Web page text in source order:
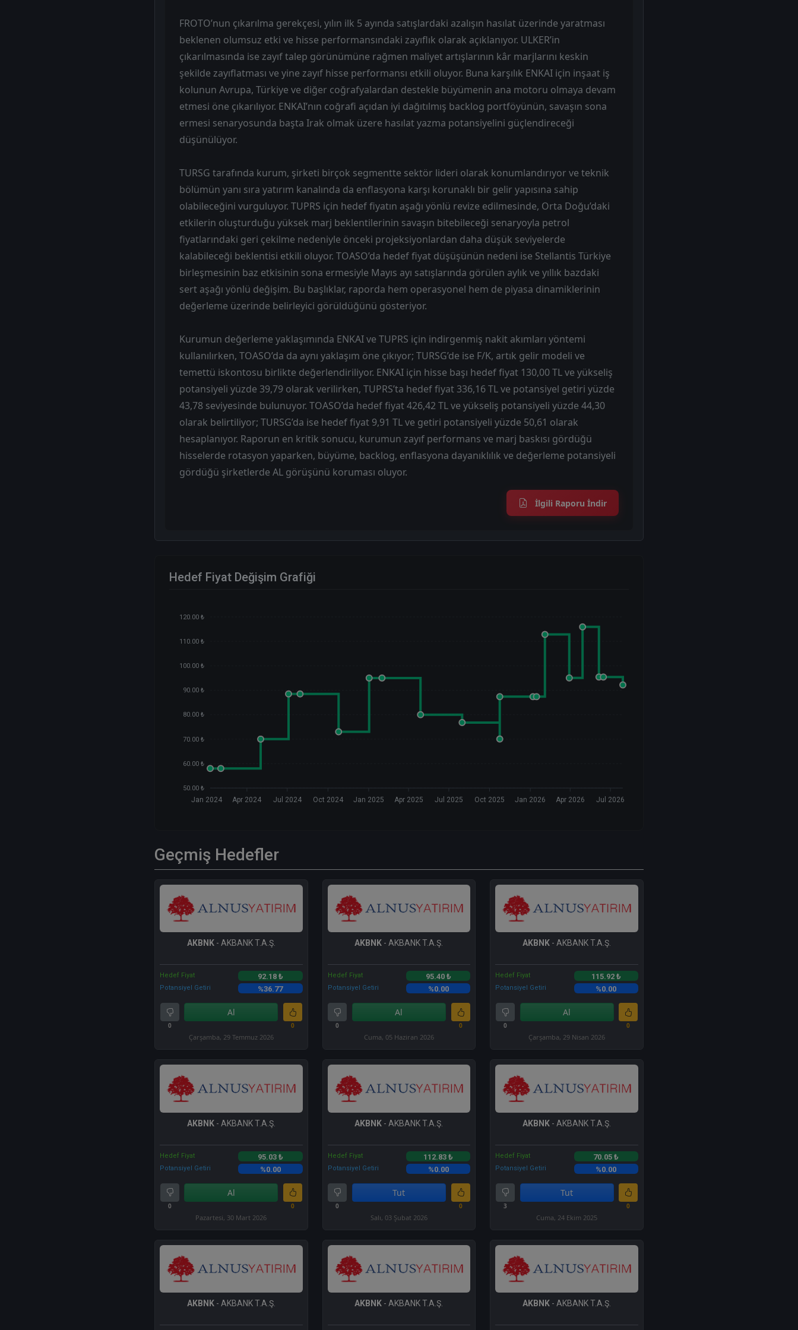
FROTO’nun çıkarılma gerekçesi, yılın ilk 5 ayında satışlardaki azalışın hasılat üzerinde yaratması
beklenen olumsuz etki ve hisse performansındaki zayıflık olarak açıklanıyor. ULKER’in
çıkarılmasında ise zayıf talep görünümüne rağmen maliyet artışlarının kâr marjlarını keskin
şekilde zayıflatması ve yine zayıf hisse performansı etkili oluyor. Buna karşılık ENKAI için inşaat iş
kolunun Avrupa, Türkiye ve diğer coğrafyalardan destekle büyümenin ana motoru olmaya devam
etmesi öne çıkarılıyor. ENKAI’nın coğrafi açıdan iyi dağıtılmış backlog portföyünün, savaşın sona
ermesi senaryosunda başta Irak olmak üzere hasılat yazma potansiyelini güçlendireceği
düşünülüyor.
TURSG tarafında kurum, şirketi birçok segmentte sektör lideri olarak konumlandırıyor ve teknik
bölümün yanı sıra yatırım kanalında da enflasyona karşı korunaklı bir gelir yapısına sahip
olabileceğini vurguluyor. TUPRS için hedef fiyatın aşağı yönlü revize edilmesinde, Orta Doğu’daki
etkilerin oluşturduğu yüksek marj beklentilerinin savaşın bitebileceği senaryoyla petrol
fiyatlarındaki geri çekilme nedeniyle önceki projeksiyonlardan daha düşük seviyelerde
kalabileceği beklentisi etkili oluyor. TOASO’da hedef fiyat düşüşünün nedeni ise Stellantis Türkiye
birleşmesinin baz etkisinin sona ermesiyle Mayıs ayı satışlarında görülen aylık ve yıllık bazdaki
sert aşağı yönlü değişim. Bu başlıklar, raporda hem operasyonel hem de piyasa dinamiklerinin
değerleme üzerinde belirleyici görüldüğünü gösteriyor.
Kurumun değerleme yaklaşımında ENKAI ve TUPRS için indirgenmiş nakit akımları yöntemi
kullanılırken, TOASO’da da aynı yaklaşım öne çıkıyor; TURSG’de ise F/K, artık gelir modeli ve
temettü iskontosu birlikte değerlendiriliyor. ENKAI için hisse başı hedef fiyat 130,00 TL ve yükseliş
potansiyeli yüzde 39,79 olarak verilirken, TUPRS’ta hedef fiyat 336,16 TL ve potansiyel getiri yüzde
43,78 seviyesinde bulunuyor. TOASO’da hedef fiyat 426,42 TL ve yükseliş potansiyeli yüzde 44,30
olarak belirtiliyor; TURSG’da ise hedef fiyat 9,91 TL ve getiri potansiyeli yüzde 50,61 olarak
hesaplanıyor. Raporun en kritik sonucu, kurumun zayıf performans ve marj baskısı gördüğü
hisselerde rotasyon yaparken, büyüme, backlog, enflasyona dayanıklılık ve değerleme potansiyeli
gördüğü şirketlerde AL görüşünü koruması oluyor.
İlgili Raporu İndir
Hedef Fiyat Değişim Grafiği
120.00 ₺
110.00 ₺
100.00 ₺
90.00 ₺
80.00 ₺
70.00 ₺
60.00 ₺
50.00 ₺
Jan 2024 Apr 2024 Jul 2024 Oct 2024 Jan 2025 Apr 2025 Jul 2025 Oct 2025 Jan 2026 Apr 2026 Jul 2026
Geçmiş Hedefler
AKBNK- AKBANK T.A.Ş.
Hedef Fiyat 92.18 ₺
Potansiyel Getiri %36.77
0
Al
0
Çarşamba, 29 Temmuz 2026
AKBNK - AKBANK T.A.Ş.
Hedef Fiyat 95.40 ₺
Potansiyel Getiri %0.00
0
Al
0
Cuma, 05 Haziran 2026
AKBNK - AKBANK T.A.Ş.
Hedef Fiyat 115.92 ₺
Potansiyel Getiri %0.00
0
Al
0
Çarşamba, 29 Nisan 2026
AKBNK- AKBANK T.A.Ş.
Hedef Fiyat 95.03 ₺
Potansiyel Getiri %0.00
0
Al
0
Pazartesi, 30 Mart 2026
AKBNK - AKBANK T.A.Ş.
Hedef Fiyat 112.83 ₺
Potansiyel Getiri %0.00
0
Tut
0
Salı, 03 Şubat 2026
AKBNK - AKBANK T.A.Ş.
Hedef Fiyat 70.05 ₺
Potansiyel Getiri %0.00
3
Tut
0
Cuma, 24 Ekim 2025
AKBNK- AKBANK T.A.Ş. AKBNK - AKBANK T.A.Ş. AKBNK - AKBANK T.A.Ş.